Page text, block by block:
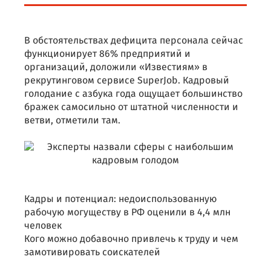
В обстоятельствах дефицита персонала сейчас
функционирует 86% предприятий и
организаций, доложили «Известиям» в
рекрутинговом сервисе SuperJob. Кадровый
голодание с азбука года ощущает большинство
бражек самосильно от штатной численности и
ветви, отметили там.
Кадры и потенциал: недоиспользованную
рабочую могуществу в РФ оценили в 4,4 млн
человек
Кого можно добавочно привлечь к труду и чем
замотивировать соискателей